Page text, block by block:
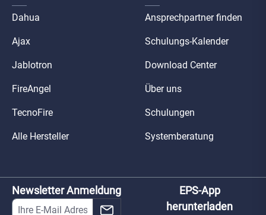
Dahua
Ajax
Jablotron
FireAngel
TecnoFire
Alle Hersteller
Ansprechpartner finden
Schulungs-Kalender
Download Center
Über uns
Schulungen
Systemberatung
Newsletter Anmeldung
EPS-App
herunterladen